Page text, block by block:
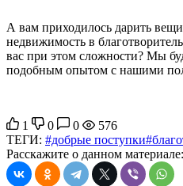
А вам приходилось дарить
недвижимость в
вас при этом сложности? Мы
подобным опытом с нашими
1 0 0
576
ТЕГИ: #добрые поступки
Расскажите о данном материале: